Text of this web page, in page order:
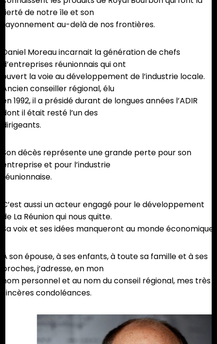
fierté de notre île et son
rayonnement au-delà de nos frontières.
Daniel Moreau incarnait la génération de chefs
d’entreprises réunionnais qui ont
ouvert la voie au développement de l’industrie locale.
Ancien conseiller régional, élu
en 1992, il a présidé durant de longues années l’ADIR
dont il était resté l’un des
dirigeants.
Son décès représente une grande perte pour son
entreprise et pour l’industrie
réunionnaise.
C’est aussi un acteur engagé pour le développement
de La Réunion qui nous quitte.
Sa voix et ses idées manqueront au monde économique.
À son épouse, à ses enfants, à toute sa famille et à ses
proches, j’adresse, en mon
nom personnel et au nom du conseil régional, mes très
sincères condoléances.